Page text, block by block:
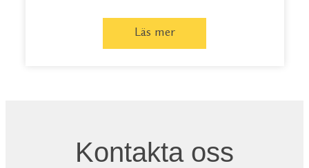
Läs mer
Kontakta oss